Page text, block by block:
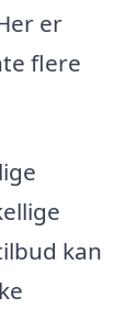
er
flere
kan